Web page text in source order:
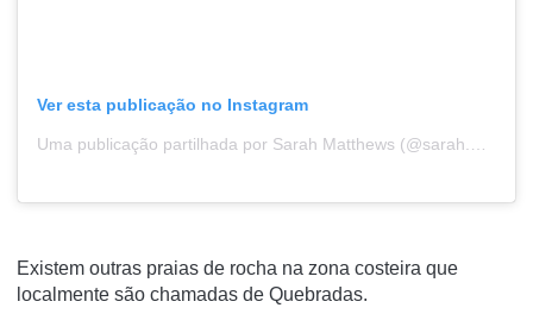
Ver esta publicação no Instagram
Existem outras praias de rocha na zona costeira que
localmente são chamadas de Quebradas.